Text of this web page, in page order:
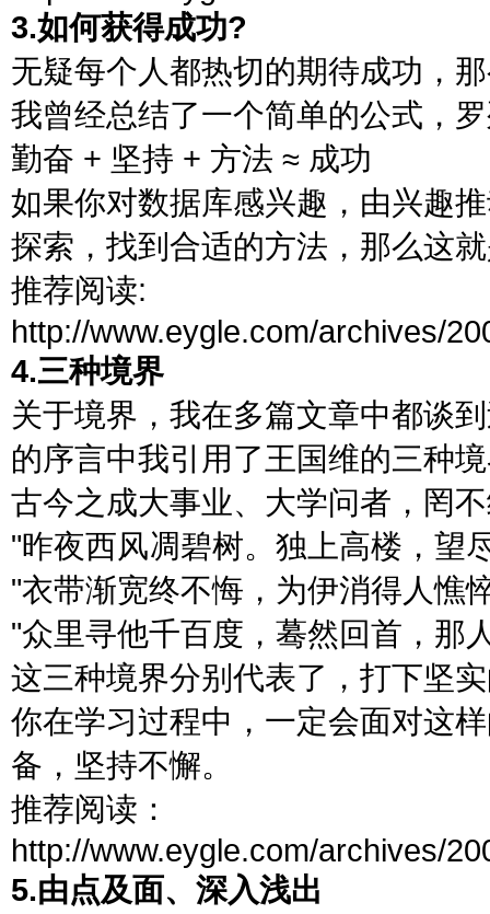
3.如何获得成功?
无疑每个人都热切的期待成功，
我曾经总结了一个简单的公式，
勤奋 + 坚持 + 方法 ≈ 成功
如果你对数据库感兴趣，由兴趣
探索，找到合适的方法，那么这
推荐阅读:
http://www.eygle.com/archives/
4.三种境界
关于境界，我在多篇文章中都谈
的序言中我引用了王国维的三种
古今之成大事业、大学问者，罔
"昨夜西风凋碧树。独上高楼，望
"衣带渐宽终不悔，为伊消得人憔
"众里寻他千百度，蓦然回首，那
这三种境界分别代表了，打下坚
你在学习过程中，一定会面对这
备，坚持不懈。
推荐阅读：
http://www.eygle.com/archives/
5.由点及面、深入浅出